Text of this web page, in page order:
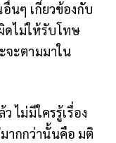
นๆ เกี่ยวข้องกับ
ดไม่ให้รับโทษ
จะตามมาใน
ไม่มีใครรู้เรื่อง
ากกว่านั้นคือ มติ